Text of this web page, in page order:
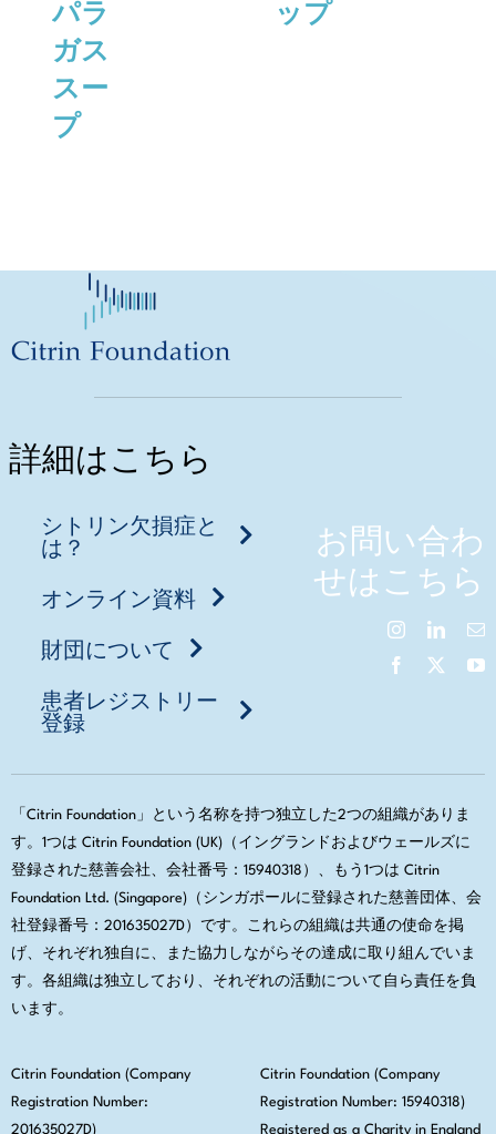
パラ
ガス
スー
プ
ップ
詳細はこちら
シトリン欠損症と
は？
オンライン資料
財団について
患者レジストリー
登録
お問い合わ
せはこちら
「Citrin Foundation」という名称を持つ独立した2つの組織がありま
す。1つは Citrin Foundation (UK)（イングランドおよびウェールズに
登録された慈善会社、会社番号：15940318）、もう1つは Citrin
Foundation Ltd. (Singapore)（シンガポールに登録された慈善団体、会
社登録番号：201635027D）です。これらの組織は共通の使命を掲
げ、それぞれ独自に、また協力しながらその達成に取り組んでいま
す。各組織は独立しており、それぞれの活動について自ら責任を負
います。
Citrin Foundation (Company
Registration Number:
201635027D)
Citrin Foundation (Company
Registration Number: 15940318)
Registered as a Charity in England